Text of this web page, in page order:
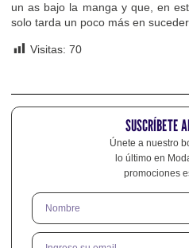
un as bajo la manga y que, en
solo tarda un poco más en
Visitas: 70
SUSCRÍBETE
Únete a nuestro
lo último en
promociones